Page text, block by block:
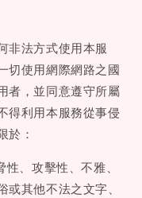
非法方式使用本服
切使用網際網路之國
者，並同意遵守所屬
得利用本服務從事侵
於：
、攻擊性、不雅、
其他不法之文字、